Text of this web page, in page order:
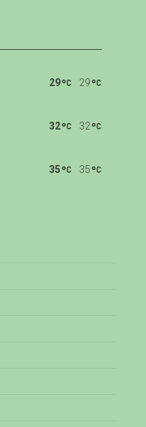
29
29
32
32
35
35